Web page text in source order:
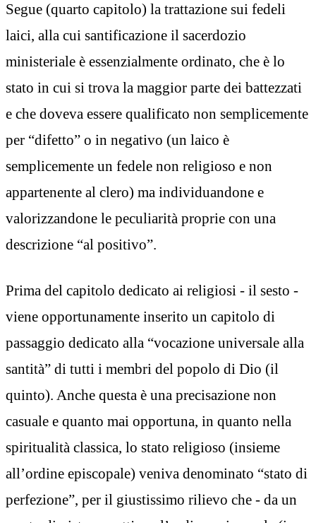
Segue (quarto capitolo) la trattazione sui fedeli
laici, alla cui santificazione il sacerdozio
ministeriale è essenzialmente ordinato, che è lo
stato in cui si trova la maggior parte dei battezzati
e che doveva essere qualificato non semplicemente
per “difetto” o in negativo (un laico è
semplicemente un fedele non religioso e non
appartenente al clero) ma individuandone e
valorizzandone le peculiarità proprie con una
descrizione “al positivo”.
Prima del capitolo dedicato ai religiosi - il sesto -
viene opportunamente inserito un capitolo di
passaggio dedicato alla “vocazione universale alla
santità” di tutti i membri del popolo di Dio (il
quinto). Anche questa è una precisazione non
casuale e quanto mai opportuna, in quanto nella
spiritualità classica, lo stato religioso (insieme
all’ordine episcopale) veniva denominato “stato di
perfezione”, per il giustissimo rilievo che - da un